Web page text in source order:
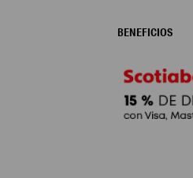
BENEFICIOS